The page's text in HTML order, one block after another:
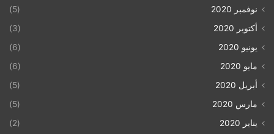
نوفمبر 2020
(5)
أكتوبر 2020
(3)
يونيو 2020
(6)
مايو 2020
(6)
أبريل 2020
(5)
مارس 2020
(5)
يناير 2020
(2)